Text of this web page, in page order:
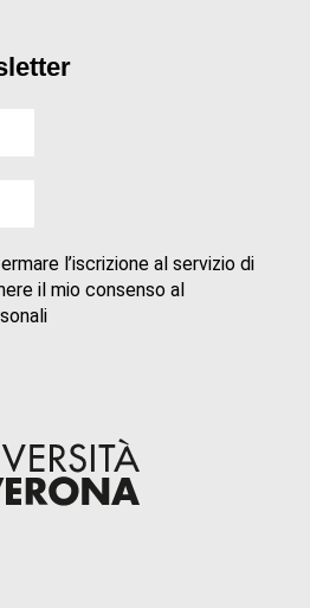
l’iscrizione al servizio di
il mio consenso al